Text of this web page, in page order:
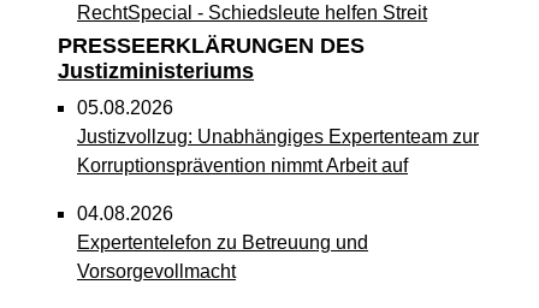
RechtSpecial - Schiedsleute helfen Streit
schlichten!
Newsletter August 2026
27.07.2026
unterstützt Informationskampagne gegen
häusliche Gewalt
PRESSEERKLÄRUNGEN DES
Justizministeriums
05.08.2026
Justizvollzug: Unabhängiges Expertenteam zur
Korruptionsprävention nimmt Arbeit auf
04.08.2026
Expertentelefon zu Betreuung und
Vorsorgevollmacht